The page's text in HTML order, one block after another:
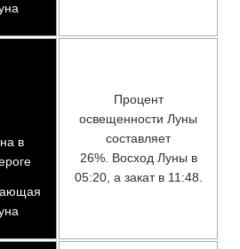
в
Процент
освещенности Луны
составляет
26%. Восход Луны в
05:20, а закат в 11:48.